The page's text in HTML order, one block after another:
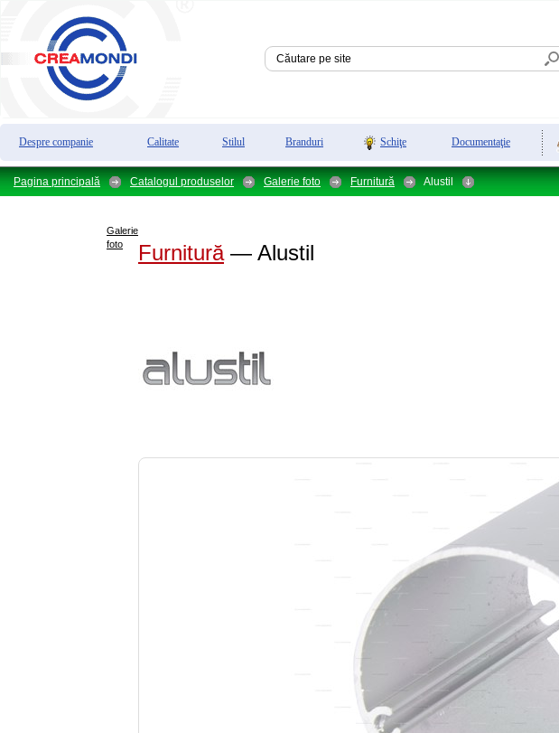
Despre companie Calitate Stilul Branduri Schiţe Documentaţie
Pagina principală Catalogul produselor Galerie foto Furnitură Alustil
Galerie
foto
Furnitură— Alustil